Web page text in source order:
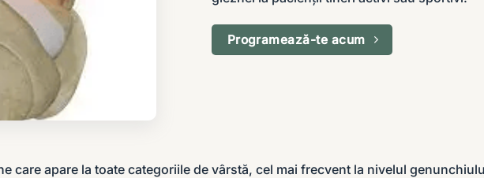
Programează-te acum
care apare la toate categoriile de vârstă, cel mai frecvent la nivelul